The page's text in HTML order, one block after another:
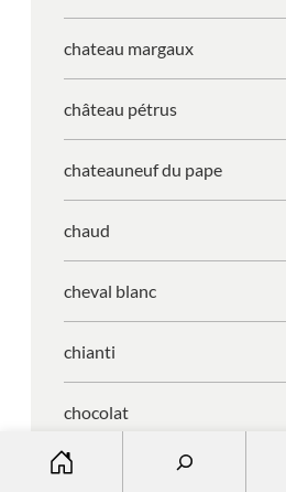
chateau margaux
château pétrus
chateauneuf du pape
chaud
cheval blanc
chianti
chocolat
coffret de naissance